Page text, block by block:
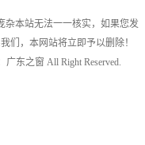
杂本站无法一一核实，如果您发
们，本网站将立即予以删除！
广东之窗 All Right Reserved.